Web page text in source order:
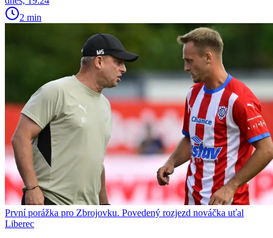
2 min
První porážka pro Zbrojovku. Povedený rozjezd nováčka uťal
Liberec